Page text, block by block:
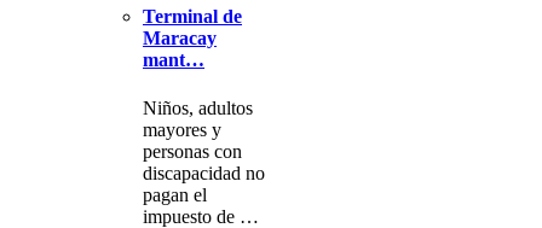
Terminal de
Maracay
mant…
Niños, adultos
mayores y
personas con
discapacidad no
pagan el
impuesto de …